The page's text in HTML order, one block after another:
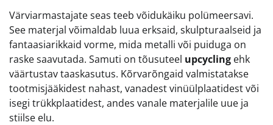
Värviarmastajate seas teeb võidukäiku polümeersavi.
See materjal võimaldab luua erksaid, skulpturaalseid ja
fantaasiarikkaid vorme, mida metalli või puiduga on
raske saavutada. Samuti on tõusuteel upcycling ehk
väärtustav taaskasutus. Kõrvarõngaid valmistatakse
tootmisjääkidest nahast, vanadest vinüülplaatidest või
isegi trükkplaatidest, andes vanale materjalile uue ja
stiilse elu.